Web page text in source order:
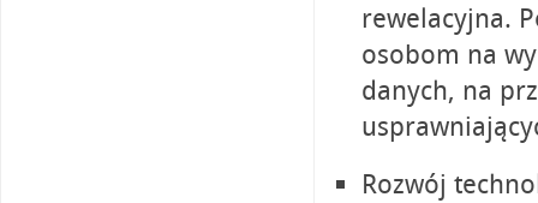
rewelacyjna.
osobom na
danych, na
Rozwój